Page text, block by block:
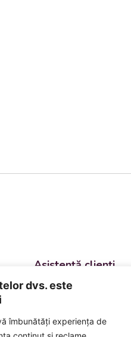
dvs. este
îmbunătăți experiența de
Asistență clienți
Departament vânzări și
Comenzi și livrări catering